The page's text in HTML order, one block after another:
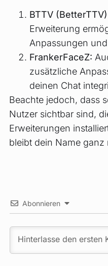
BTTV
Erweiterung
Anpassungen
FrankerFaceZ:
zusätzliche
deinen Chat
Beachte jedoch, dass
Nutzer sichtbar sind,
Erweiterungen
bleibt dein Name ganz
Abonnieren